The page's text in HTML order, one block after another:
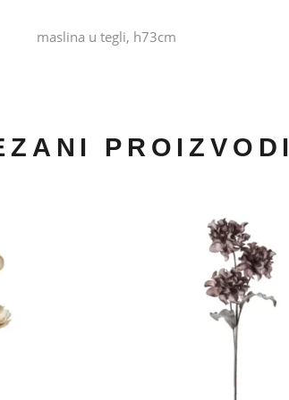
maslina u tegli, h73cm
PROIZVODI